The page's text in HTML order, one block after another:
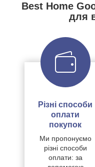
Best Home
для
Різні способи
оплати
покупок
Ми пропонуємо
різні способи
оплати: за